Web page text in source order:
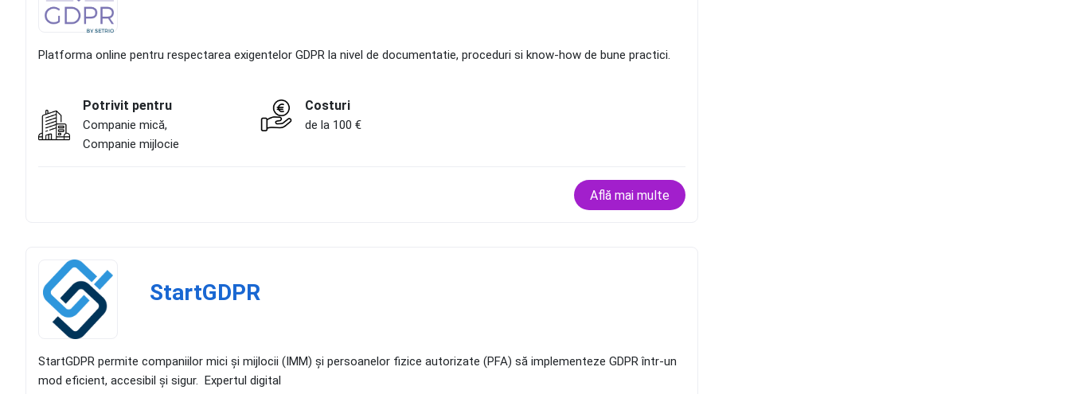
Platforma online pentru respectarea exigentelor GDPR la nivel de documentatie, proceduri si know-how de bune practici.
Potrivit pentru
Companie mică,
Companie mijlocie
Costuri
de la 100 €
Află mai multe
StartGDPR
StartGDPR permite companiilor mici și mijlocii (IMM) și persoanelor fizice autorizate (PFA) să implementeze GDPR într-un
mod eficient, accesibil și sigur. Expertul digital